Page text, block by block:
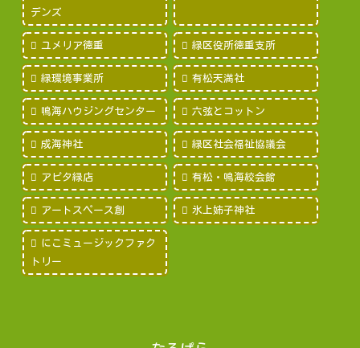
デンズ
ユメリア徳重 緑区役所徳重支所
緑環境事業所 有松天満社
鳴海ハウジングセンター 六弦とコットン
成海神社 緑区社会福祉協議会
アピタ緑店 有松・鳴海絞会館
アートスペース創 氷上姉子神社
にこミュージックファク
トリー